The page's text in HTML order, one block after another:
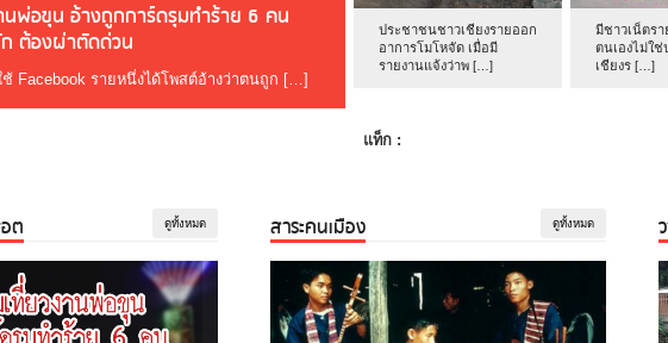
นพ่อขุน อ้างถูกการ์ดรุมทำร้าย 6 คน
ก ต้องผ่าตัดด่วน
ช้ Facebook รายหนึ่งได้โพสต์อ้างว่าตนถูก […]
ประชาชนชาวเชียงรายออก
อาการโมโหจัด เมื่อมี
รายงานแจ้งว่าพ […]
มีชาวเน็ตรา
ตนเองไม่ใ
เชียงร […]
แท็ก :
ต ดูทั้งหมด สาระคนเมือง ดูทั้งหมด